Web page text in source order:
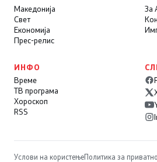
Македонија
Свет
Економија
Прес-релис
За
ИНФО
Време
ТВ програма
Хороскоп
RSS
Услови на користењеПолитика за